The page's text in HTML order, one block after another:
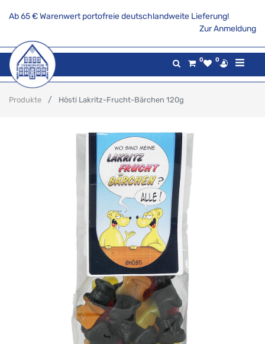
Ab 65 € Warenwert portofreie deutschlandweite Lieferung!
Zur Anmeldung
0 0
Produkte Hösti Lakritz-Frucht-Bärchen 120g